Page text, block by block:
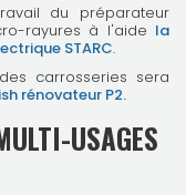
du préparateur
rayures à l'aide la
STARC.
carrosseries sera
rénovateur P2.
USAGES